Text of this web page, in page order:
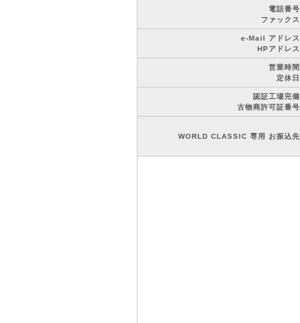
電話番号
ファックス
e-Mail アドレス
HPアドレス
営業時間
定休日
認証工場完備
古物商許可証番号
WORLD CLASSIC 専用 お振込先